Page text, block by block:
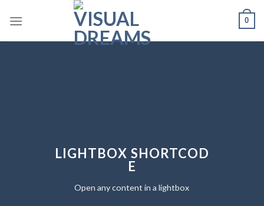
0
LIGHTBOX SHORTCOD
E
Open any content in a lightbox